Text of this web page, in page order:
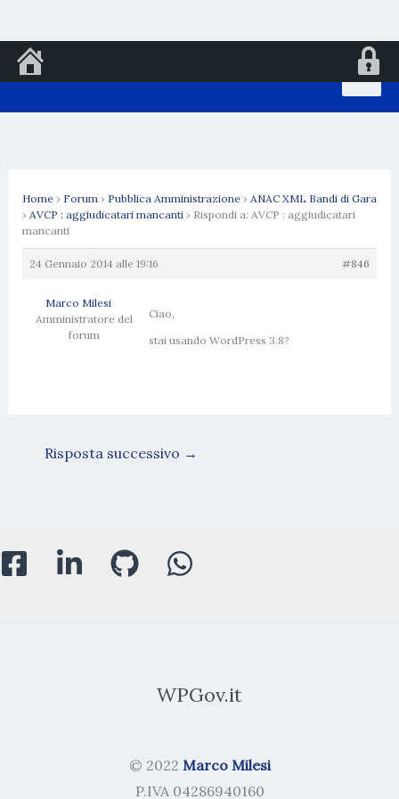
al
Home › Forum › Pubblica Amministrazione › ANAC XML Bandi di Gara
› AVCP : aggiudicatari mancanti › Rispondi a: AVCP : aggiudicatari
mancanti
24 Gennaio 2014 alle 19:16 #846
Marco Milesi
Amministratore del
forum
Ciao,
stai usando WordPress 3.8?
Risposta successivo →
WPGov.it
© 2022 Marco Milesi
P.IVA 04286940160